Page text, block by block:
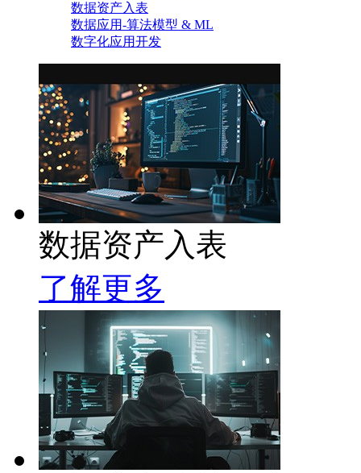
数据资产入表
数据应用-算法模型 & ML
数字化应用开发
数据资产入表
了解更多